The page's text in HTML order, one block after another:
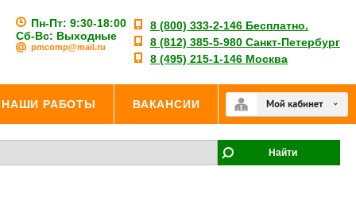
Пн-Пт: 9:30-18:00
Сб-Вс: Выходные
pmcomp@mail.ru
8 (800) 333-2-146 Бесплатно.
8 (812) 385-5-980 Санкт-Петербург
8 (495) 215-1-146 Москва
НАШИ РАБОТЫ ВАКАНСИИ
Найти